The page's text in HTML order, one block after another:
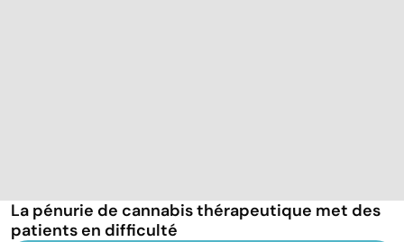
La pénurie de cannabis thérapeutique met des
patients en difficulté